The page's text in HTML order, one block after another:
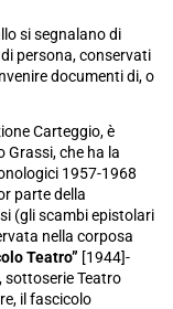
si segnalano di
persona, conservati
documenti di, o
Carteggio, è
Grassi, che ha la
1957-1968
parte della
(gli scambi epistolari
nella corposa
Teatro” [1944]-
sottoserie Teatro
il fascicolo